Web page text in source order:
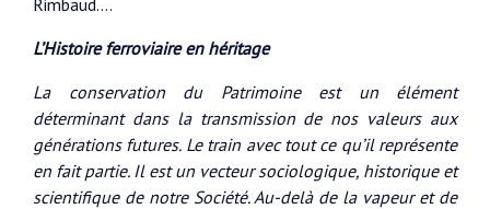
Rimbaud….
L’Histoire ferroviaire en héritage
La conservation du Patrimoine est un élément
déterminant dans la transmission de nos valeurs aux
générations futures. Le train avec tout ce qu’il représente
en fait partie. Il est un vecteur sociologique, historique et
scientifique de notre Société. Au-delà de la vapeur et de